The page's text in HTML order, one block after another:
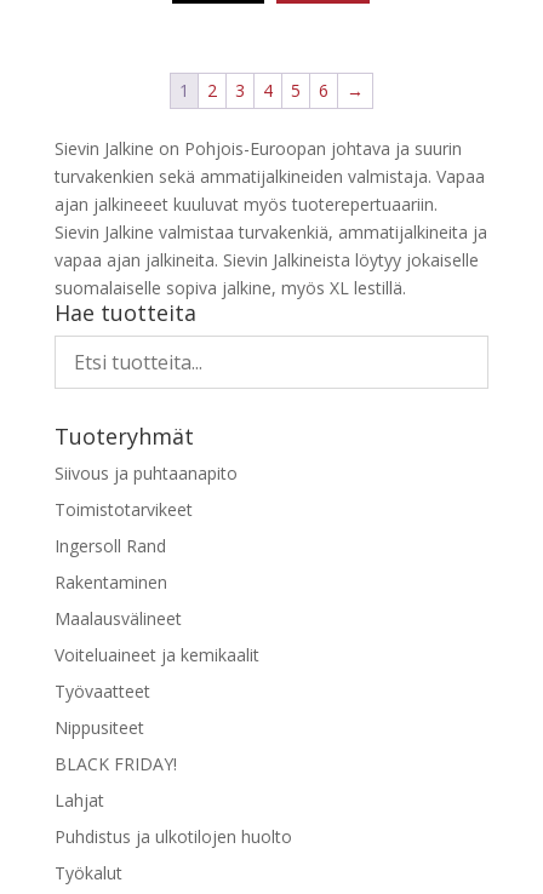
Voit
tehdä
valinnat
tuotteen
sivulla.
1 2 3 4 5 6 →
Sievin Jalkine on Pohjois-Euroopan johtava ja suurin
turvakenkien sekä ammatijalkineiden valmistaja. Vapaa
ajan jalkineeet kuuluvat myös tuoterepertuaariin.
Sievin Jalkine valmistaa turvakenkiä, ammatijalkineita ja
vapaa ajan jalkineita. Sievin Jalkineista löytyy jokaiselle
suomalaiselle sopiva jalkine, myös XL lestillä.
Hae tuotteita
Tuoteryhmät
Siivous ja puhtaanapito
Toimistotarvikeet
Ingersoll Rand
Rakentaminen
Maalausvälineet
Voiteluaineet ja kemikaalit
Työvaatteet
Nippusiteet
BLACK FRIDAY!
Lahjat
Puhdistus ja ulkotilojen huolto
Työkalut